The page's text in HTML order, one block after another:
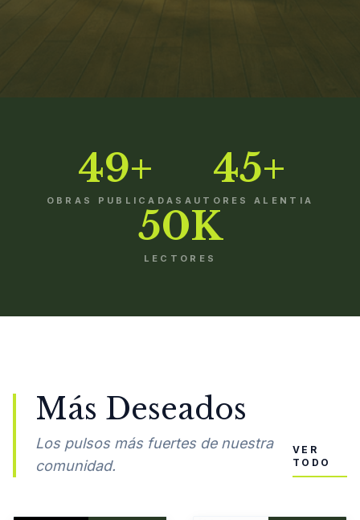
49+
OBRAS PUBLICADAS
45+
AUTORES ALENTIA
50K
LECTORES
Más Deseados
Los pulsos más fuertes de nuestra
comunidad.
VER
TODO